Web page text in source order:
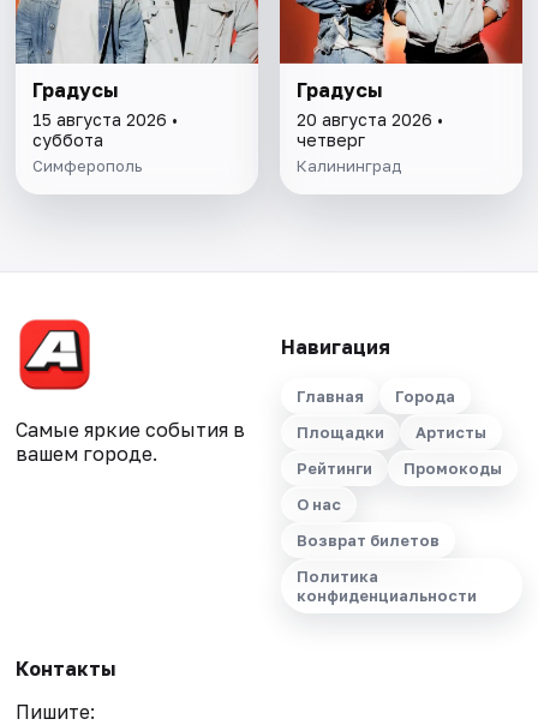
Градусы
15 августа 2026 •
суббота
Симферополь
Градусы
20 августа 2026 •
четверг
Калининград
Самые яркие события в
вашем городе.
Навигация
Главная
Города
Площадки
Артисты
Рейтинги
Промокоды
О нас
Возврат билетов
Политика
конфиденциальности
Контакты
Пишите: